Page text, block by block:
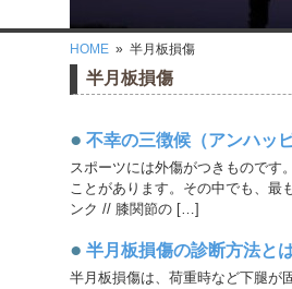
HOME » 半月板損傷
半月板損傷
● 不幸の三徴候（アンハッ
スポーツには外傷がつきものです
ことがあります。その中でも、最
ンク // 膝関節の […]
● 半月板損傷の診断方法と
半月板損傷は、荷重時など下腿が